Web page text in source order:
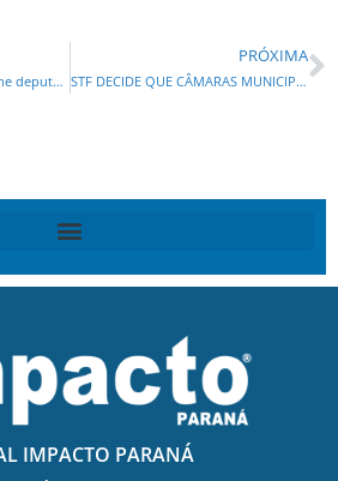
Em Campo Largo: Curi reúne deputados e mais de mil pessoas para prestar contas e falar do futuro do Paraná
PRÓXIMA
STF DECIDE QUE CÂMARAS MUNICIPAIS NÃO PODEM REVERTER REJEIÇÃO DE CONTAS DE PREFEITOS PELOS TRIBUNAIS DE CONTAS
IMPACTO PARANÁ